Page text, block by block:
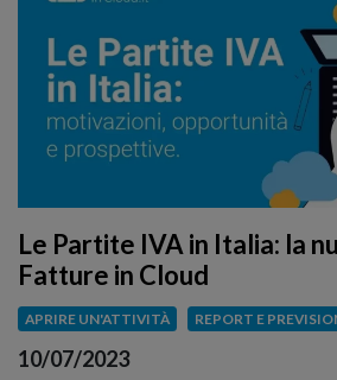
Le Partite IVA in Italia: la
Fatture in Cloud
APRIRE UN'ATTIVITÀ REPORT E
10/07/2023